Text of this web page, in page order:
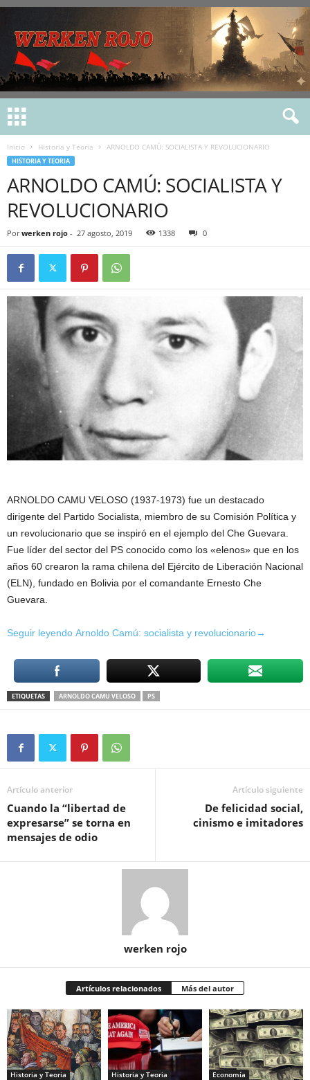
Inicio Historia y Teoria ARNOLDO CAMÚ: SOCIALISTA Y REVOLUCIONARIO
HISTORIA Y TEORIA
ARNOLDO CAMÚ: SOCIALISTA Y
REVOLUCIONARIO
Por werken rojo - 27 agosto, 2019 1338 0
ARNOLDO CAMU VELOSO (1937-1973) fue un destacado
dirigente del Partido Socialista, miembro de su Comisión Política y
un revolucionario que se inspiró en el ejemplo del Che Guevara.
Fue líder del sector del PS conocido como los «elenos» que en los
años 60 crearon la rama chilena del Ejército de Liberación Nacional
(ELN), fundado en Bolivia por el comandante Ernesto Che
Guevara.
Seguir leyendo Arnoldo Camú: socialista y revolucionario→
ETIQUETAS ARNOLDO CAMU VELOSO PS
Artículo anterior
Cuando la “libertad de
expresarse” se torna en
mensajes de odio
Artículo siguiente
De felicidad social,
cinismo e imitadores
werken rojo
Artículos relacionados Más del autor
Historia y Teoria Historia y Teoria Economía